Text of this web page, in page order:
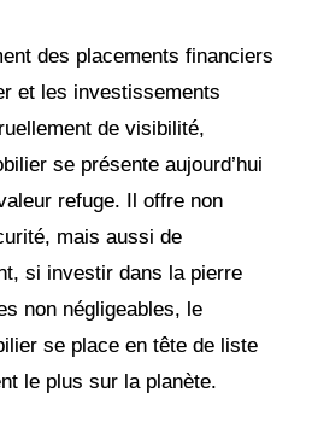
des placements financiers
et les investissements
de visibilité,
se présente aujourd’hui
refuge. Il offre non
mais aussi de
si investir dans la pierre
non négligeables, le
se place en tête de liste
le plus sur la planète.